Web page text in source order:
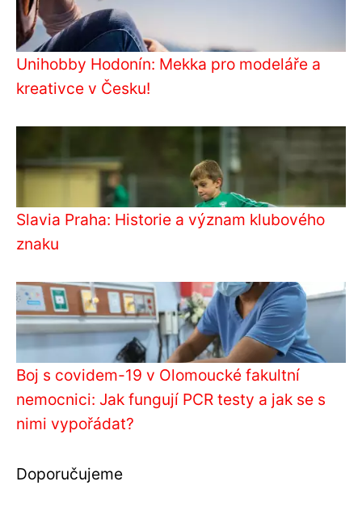
Unihobby Hodonín: Mekka pro modeláře a
kreativce v Česku!
Slavia Praha: Historie a význam klubového
znaku
Boj s covidem-19 v Olomoucké fakultní
nemocnici: Jak fungují PCR testy a jak se s
nimi vypořádat?
Doporučujeme